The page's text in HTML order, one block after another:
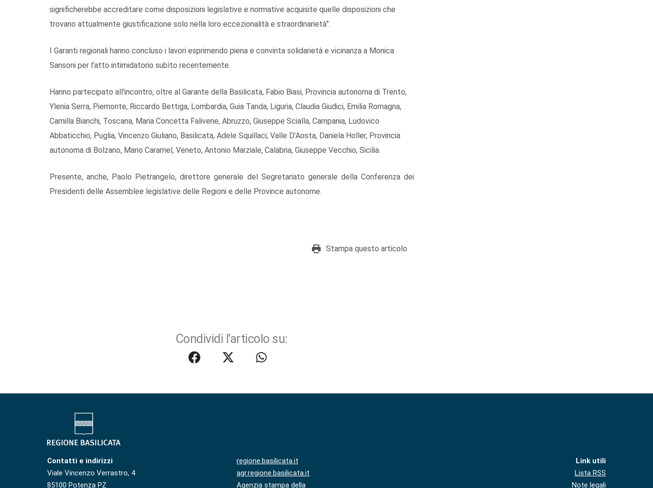
significherebbe accreditare come disposizioni legislative e normative acquisite quelle disposizioni che
trovano attualmente giustificazione solo nella loro eccezionalità e straordinarietà”.
I Garanti regionali hanno concluso i lavori esprimendo piena e convinta solidarietà e vicinanza a Monica
Sansoni per l’atto intimidatorio subìto recentemente.
Hanno partecipato all’incontro, oltre al Garante della Basilicata, Fabio Biasi, Provincia autonoma di Trento,
Ylenia Serra, Piemonte, Riccardo Bettiga, Lombardia, Guia Tanda, Liguria, Claudia Giudici, Emilia Romagna,
Camilla Bianchi, Toscana, Maria Concetta Falivene, Abruzzo, Giuseppe Scialla, Campania, Ludovico
Abbaticchio, Puglia, Vincenzo Giuliano, Basilicata, Adele Squillaci, Valle D’Aosta, Daniela Holler, Provincia
autonoma di Bolzano, Mario Caramel, Veneto, Antonio Marziale, Calabria, Giuseppe Vecchio, Sicilia.
Presente, anche, Paolo Pietrangelo, direttore generale del Segretariato generale della Conferenza dei
Presidenti delle Assemblee legislative delle Regioni e delle Province autonome.
Stampa questo articolo
Condividi l'articolo su:
Contatti e indirizzi
Viale Vincenzo Verrastro, 4
85100 Potenza PZ
regione.basilicata.it
agr.regione.basilicata.it
Agenzia stampa della
Link utili
Lista RSS
Note legali